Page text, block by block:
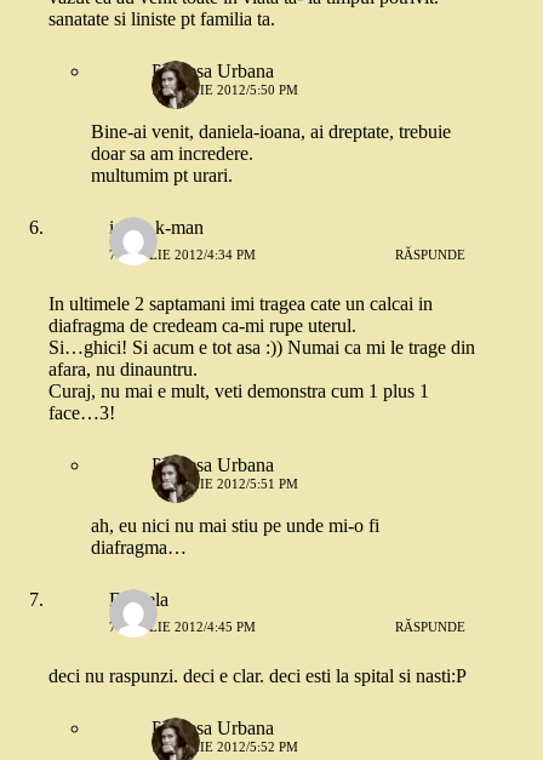
sanatate si liniste pt familia ta.
Printesa Urbana
7 APRILIE 2012/5:50 PM
Bine-ai venit, daniela-ioana, ai dreptate, trebuie
doar sa am incredere.
multumim pt urari.
ioana k-man
7 APRILIE 2012/4:34 PM RĂSPUNDE
In ultimele 2 saptamani imi tragea cate un calcai in
diafragma de credeam ca-mi rupe uterul.
Si…ghici! Si acum e tot asa :)) Numai ca mi le trage din
afara, nu dinauntru.
Curaj, nu mai e mult, veti demonstra cum 1 plus 1
face…3!
Printesa Urbana
7 APRILIE 2012/5:51 PM
ah, eu nici nu mai stiu pe unde mi-o fi
diafragma…
Daniela
7 APRILIE 2012/4:45 PM RĂSPUNDE
deci nu raspunzi. deci e clar. deci esti la spital si nasti:P
Printesa Urbana
7 APRILIE 2012/5:52 PM